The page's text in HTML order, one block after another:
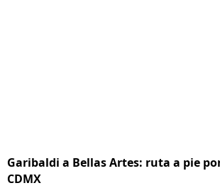
Garibaldi a Bellas Artes: ruta a pie
CDMX